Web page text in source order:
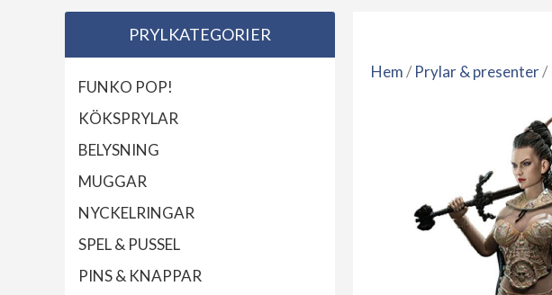
Hem/Prylar & presenter/
PRYLKATEGORIER
FUNKO POP!
KÖKSPRYLAR
BELYSNING
MUGGAR
NYCKELRINGAR
SPEL & PUSSEL
PINS & KNAPPAR